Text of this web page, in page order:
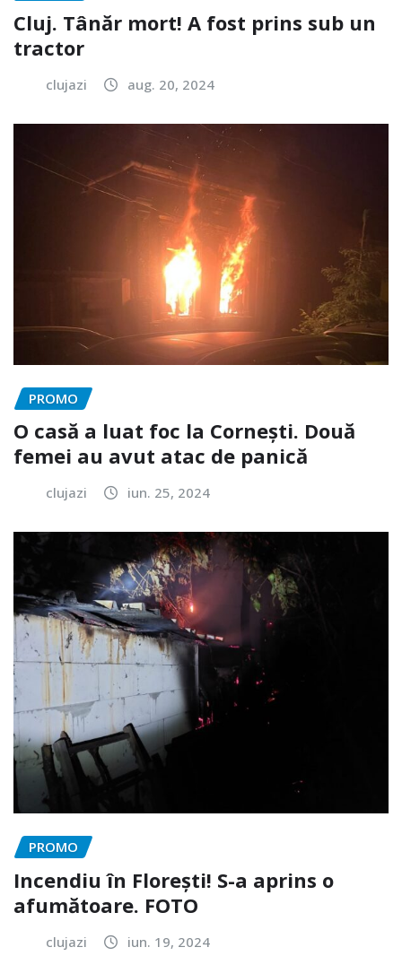
Cluj. Tânăr mort! A fost prins sub un
tractor
clujazi aug. 20, 2024
PROMO
O casă a luat foc la Cornești. Două
femei au avut atac de panică
clujazi iun. 25, 2024
PROMO
Incendiu în Florești! S-a aprins o
afumătoare. FOTO
clujazi iun. 19, 2024